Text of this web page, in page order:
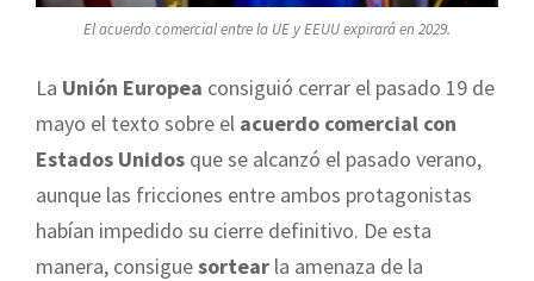
El acuerdo comercial entre la UE y EEUU expirará en 2029.
La Unión Europea consiguió cerrar el pasado 19 de
mayo el texto sobre el acuerdo comercial con
Estados Unidos que se alcanzó el pasado verano,
aunque las fricciones entre ambos protagonistas
habían impedido su cierre definitivo. De esta
manera, consiguesortear la amenaza de la